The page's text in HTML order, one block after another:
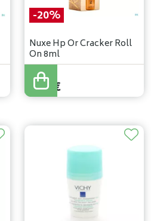
-20%
Nuxe Hp Or Cracker Roll
On 8ml
11,90
9,52 €